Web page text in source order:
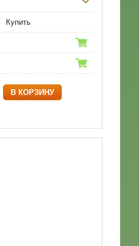
Купить
В КОРЗИНУ